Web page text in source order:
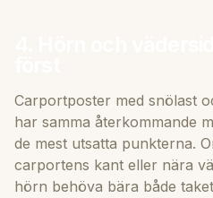
Carportposter med snölast
har samma återkommande
de mest utsatta punkterna.
carportens kant eller nära
hörn behöva bära både